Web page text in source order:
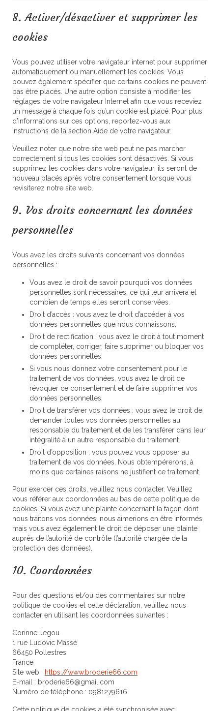
8. Activer/désactiver et supprimer les
cookies
Vous pouvez utiliser votre navigateur internet pour supprimer
automatiquement ou manuellement les cookies. Vous
pouvez également spécifier que certains cookies ne peuvent
pas être placés. Une autre option consiste à modifier les
réglages de votre navigateur Internet afin que vous receviez
un message à chaque fois qu’un cookie est placé. Pour plus
d’informations sur ces options, reportez-vous aux
instructions de la section Aide de votre navigateur.
Veuillez noter que notre site web peut ne pas marcher
correctement si tous les cookies sont désactivés. Si vous
supprimez les cookies dans votre navigateur, ils seront de
nouveau placés après votre consentement lorsque vous
revisiterez notre site web.
9. Vos droits concernant les données
personnelles
Vous avez les droits suivants concernant vos données
personnelles :
Vous avez le droit de savoir pourquoi vos données
personnelles sont nécessaires, ce qui leur arrivera et
combien de temps elles seront conservées.
Droit d’accès : vous avez le droit d’accéder à vos
données personnelles que nous connaissons.
Droit de rectification : vous avez le droit à tout moment
de compléter, corriger, faire supprimer ou bloquer vos
données personnelles.
Si vous nous donnez votre consentement pour le
traitement de vos données, vous avez le droit de
révoquer ce consentement et de faire supprimer vos
données personnelles.
Droit de transférer vos données : vous avez le droit de
demander toutes vos données personnelles au
responsable du traitement et de les transférer dans leur
intégralité à un autre responsable du traitement.
Droit d’opposition : vous pouvez vous opposer au
traitement de vos données. Nous obtempérerons, à
moins que certaines raisons ne justifient ce traitement.
Pour exercer ces droits, veuillez nous contacter. Veuillez
vous référer aux coordonnées au bas de cette politique de
cookies. Si vous avez une plainte concernant la façon dont
nous traitons vos données, nous aimerions en être informés,
mais vous avez également le droit de déposer une plainte
auprès de l’autorité de contrôle (l’autorité chargée de la
protection des données).
10. Coordonnées
Pour des questions et/ou des commentaires sur notre
politique de cookies et cette déclaration, veuillez nous
contacter en utilisant les coordonnées suivantes :
Corinne Jegou
1 rue Ludovic Massé
66450 Pollestres
France
Site web : https://www.broderie66.com
E-mail : broderie66@gmail.com
Numéro de téléphone : 0981279616
Cette politique de cookies a été synchronisée avec